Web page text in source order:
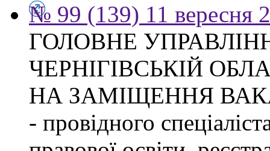
№ 99 (139) 11 вересня
ГОЛОВНЕ
ЧЕРНІГІВСЬКІЙ
НА ЗАМІЩЕННЯ
- провідного